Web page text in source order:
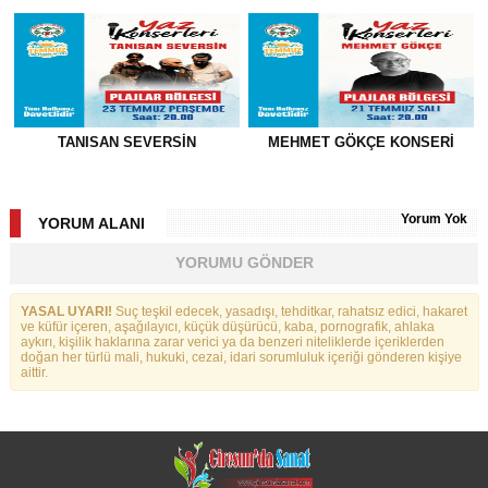
TANISAN SEVERSIN MEHMET GÖKÇE KONSERI
YORUM ALANI Yorum Yok
YORUMU GÖNDER
YASAL UYARI! Suç teşkil edecek, yasadışı, tehditkar, rahatsız edici, hakaret
ve küfür içeren, aşağılayıcı, küçük düşürücü, kaba, pornografik, ahlaka
aykırı, kişilik haklarına zarar verici ya da benzeri niteliklerde içeriklerden
doğan her türlü mali, hukuki, cezai, idari sorumluluk içeriği gönderen kişiye
aittir.